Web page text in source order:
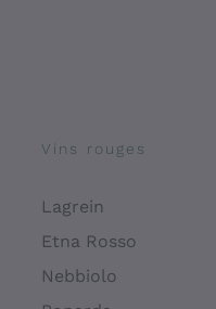
Vins rouges
Lagrein
Etna Rosso
Nebbiolo